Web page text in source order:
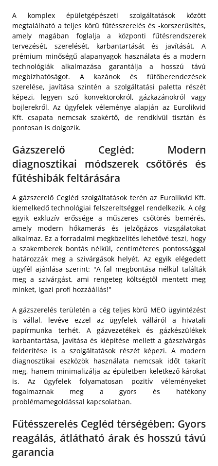
A komplex épületgépészeti szolgáltatások között
megtalálható a teljes körű fűtésszerelés és -korszerűsítés,
amely magában foglalja a központi fűtésrendszerek
tervezését, szerelését, karbantartását és javítását. A
prémium minőségű alapanyagok használata és a modern
technológiák alkalmazása garantálja a hosszú távú
megbízhatóságot. A kazánok és fűtőberendezések
szerelése, javítása szintén a szolgáltatási paletta részét
képezi, legyen szó konvektorokról, gázkazánokról vagy
bojlerekről. Az ügyfelek véleménye alapján az Eurolikvid
Kft. csapata nemcsak szakértő, de rendkívül tisztán és
pontosan is dolgozik.
Gázszerelő Cegléd: Modern
diagnosztikai módszerek csőtörés és
fűtéshibák feltárására
A gázszerelő Cegléd szolgáltatások terén az Eurolikvid Kft.
kiemelkedő technológiai felszereltséggel rendelkezik. A cég
egyik exkluzív erőssége a műszeres csőtörés bemérés,
amely modern hőkamerás és jelzőgázos vizsgálatokat
alkalmaz. Ez a forradalmi megközelítés lehetővé teszi, hogy
a szakemberek bontás nélkül, centiméteres pontossággal
határozzák meg a szivárgások helyét. Az egyik elégedett
ügyfél ajánlása szerint: "A fal megbontása nélkül találták
meg a szivárgást, ami rengeteg költségtől mentett meg
minket, igazi profi hozzáállás!"
A gázszerelés területén a cég teljes körű MEO ügyintézést
is vállal, levéve ezzel az ügyfelek válláról a hivatali
papírmunka terhét. A gázvezetékek és gázkészülékek
karbantartása, javítása és kiépítése mellett a gázszivárgás
felderítése is a szolgáltatások részét képezi. A modern
diagnosztikai eszközök használata nemcsak időt takarít
meg, hanem minimalizálja az épületben keletkező károkat
is. Az ügyfelek folyamatosan pozitív véleményeket
fogalmaznak meg a gyors és hatékony
problémamegoldással kapcsolatban.
Fűtésszerelés Cegléd térségében: Gyors
reagálás, átlátható árak és hosszú távú
garancia